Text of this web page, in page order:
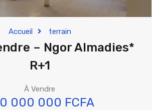
Accueil terrain
– Ngor Almadies*
R+1
À Vendre
000 000 FCFA